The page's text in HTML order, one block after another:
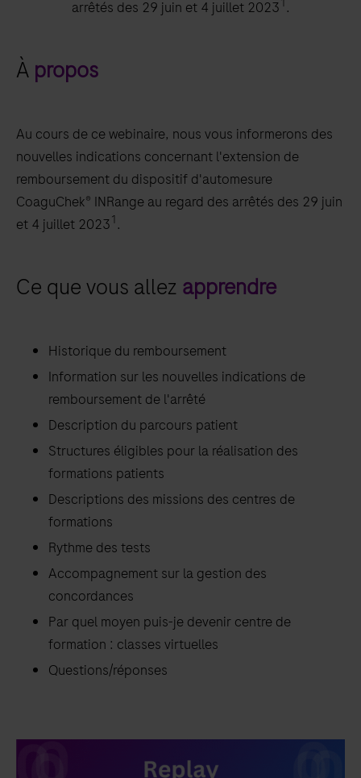
arrêtés des 29 juin et 4 juillet 2023 .
À propos
Au cours de ce webinaire, nous vous informerons des
nouvelles indications concernant l'extension de
remboursement du dispositif d'automesure
CoaguChek® INRange au regard des arrêtés des 29 juin
et 4 juillet 20231.
Ce que vous allez apprendre
Historique du remboursement
Information sur les nouvelles indications de
remboursement de l'arrêté
Description du parcours patient
Structures éligibles pour la réalisation des
formations patients
Descriptions des missions des centres de
formations
Rythme des tests
Accompagnement sur la gestion des
concordances
Par quel moyen puis-je devenir centre de
formation : classes virtuelles
Questions/réponses